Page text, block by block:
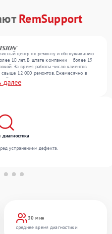
RemSupport
центр по ремонту и обслуживанию
10 лет. В штате компании — более 19
За время работы число клиентов
12 000 ремонтов. Ежемесячно в
включая , , . Мы беремся за задачи
качество обслуживания благодаря
далее
30 мин
среднее время диагностики
диагностика
устранением дефекта.